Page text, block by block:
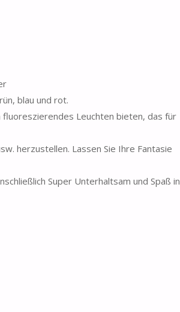
blau und rot.
fluoreszierendes Leuchten bieten, das für
herzustellen. Lassen Sie Ihre Fantasie
Super Unterhaltsam und Spaß in